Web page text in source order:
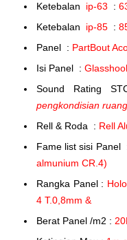
Ketebalan ip-63 :
Ketebalan ip-85 :
Panel : PartBout
Isi Panel :
Sound Rating
pengkondisian
Rell & Roda : Rell
Fame list sisi
almunium CR.4)
Rangka Panel :
4 T.0,8mm &
Berat Panel /m2 :